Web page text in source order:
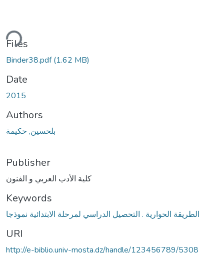
Files
Binder38.pdf(1.62 MB)
Date
2015
Authors
بلحسين, حكيمة
Publisher
كلية الأدب العربي و الفنون
Keywords
الطريقة الحوارية . التحصيل الدراسي لمرحلة الابتدائية نموذجا
URI
http://e-biblio.univ-mosta.dz/handle/123456789/5308